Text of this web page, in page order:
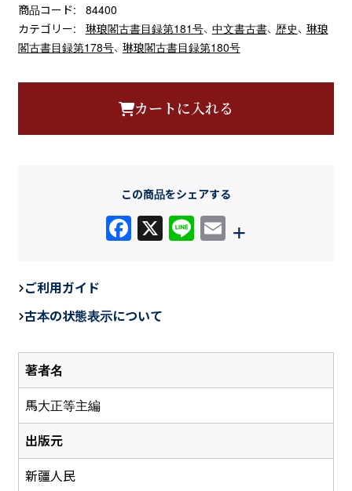
商品コード:
84400
カテゴリー:
琳琅閣古書目録第181号、 中文書古書、 歴史、 琳琅
閣古書目録第178号、 琳琅閣古書目録第180号
著者名
馬大正等主編
出版元
新疆人民
カートに入れる
この商品をシェアする
F
e
b
o
o
X Li E
+
ご利用ガイド
古本の状態表示について